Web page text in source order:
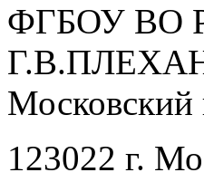
ФГБОУ ВО
123022 г.